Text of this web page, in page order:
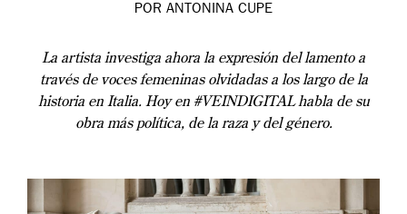
POR ANTONINA CUPE
La artista investiga ahora la expresión del lamento a
través de voces femeninas olvidadas a los largo de la
historia en Italia. Hoy en #VEINDIGITAL habla de su
obra más política, de la raza y del género.